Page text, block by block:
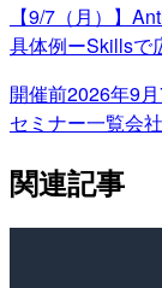
【9/7（月）】
具体例ーSkillsで
開催前2026年9
セミナー一覧会
関連記事